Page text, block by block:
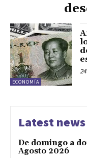
ECONOMÍA
Latest news
De domingo a
Agosto 2026